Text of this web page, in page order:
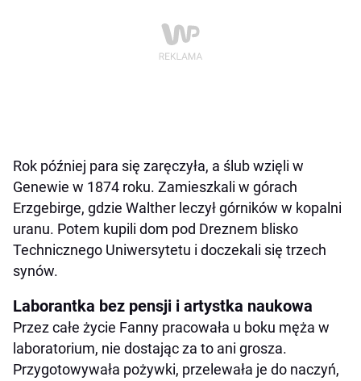
Rok później para się zaręczyła, a ślub wzięli w
Genewie w 1874 roku. Zamieszkali w górach
Erzgebirge, gdzie Walther leczył górników w kopalni
uranu. Potem kupili dom pod Dreznem blisko
Technicznego Uniwersytetu i doczekali się trzech
synów.
Laborantka bez pensji i artystka naukowa
Przez całe życie Fanny pracowała u boku męża w
laboratorium, nie dostając za to ani grosza.
Przygotowywała pożywki, przelewała je do naczyń,